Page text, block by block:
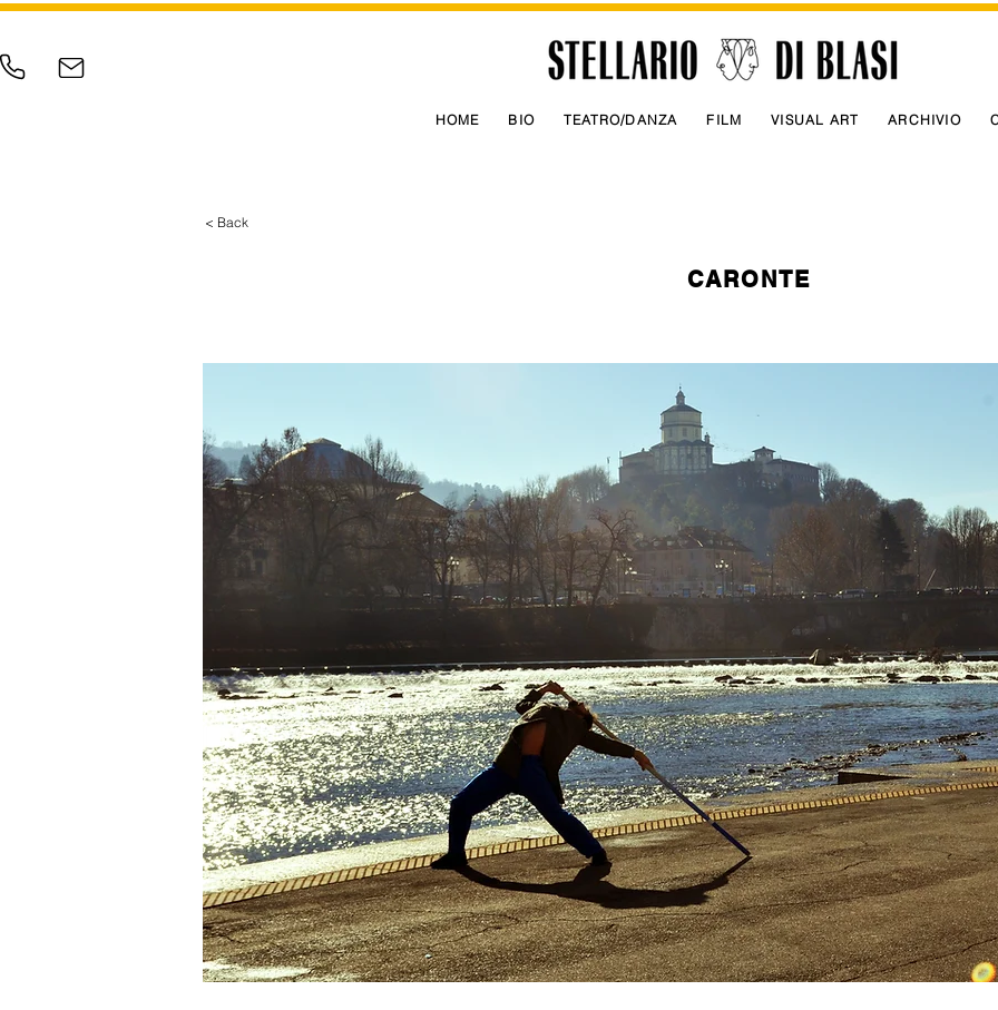
HOME BIO TEATRO/DANZA FILM VISUAL ART ARCHIVIO
< Back
CARONTE